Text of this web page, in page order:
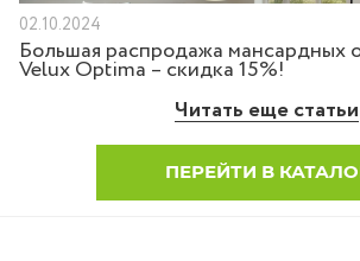
02.10.2024
Большая распродажа мансардных
Velux Optima – скидка 15%!
Читать еще статьи
ПЕРЕЙТИ В